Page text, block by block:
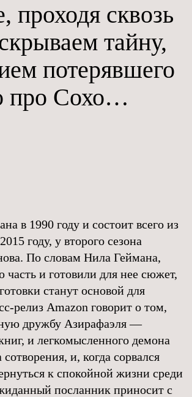
проходя сквозь
тайну,
потерявшего
про Сохо…
в 1990 году и состоит всего из
году, у второго сезона
По словам Нила Геймана,
и готовили для нее сюжет,
станут основой для
релиз Amazon говорит о том,
дружбу Азирафаэля —
и легкомысленного демона
и, когда сорвался
к спокойной жизни среди
посланник приносит с